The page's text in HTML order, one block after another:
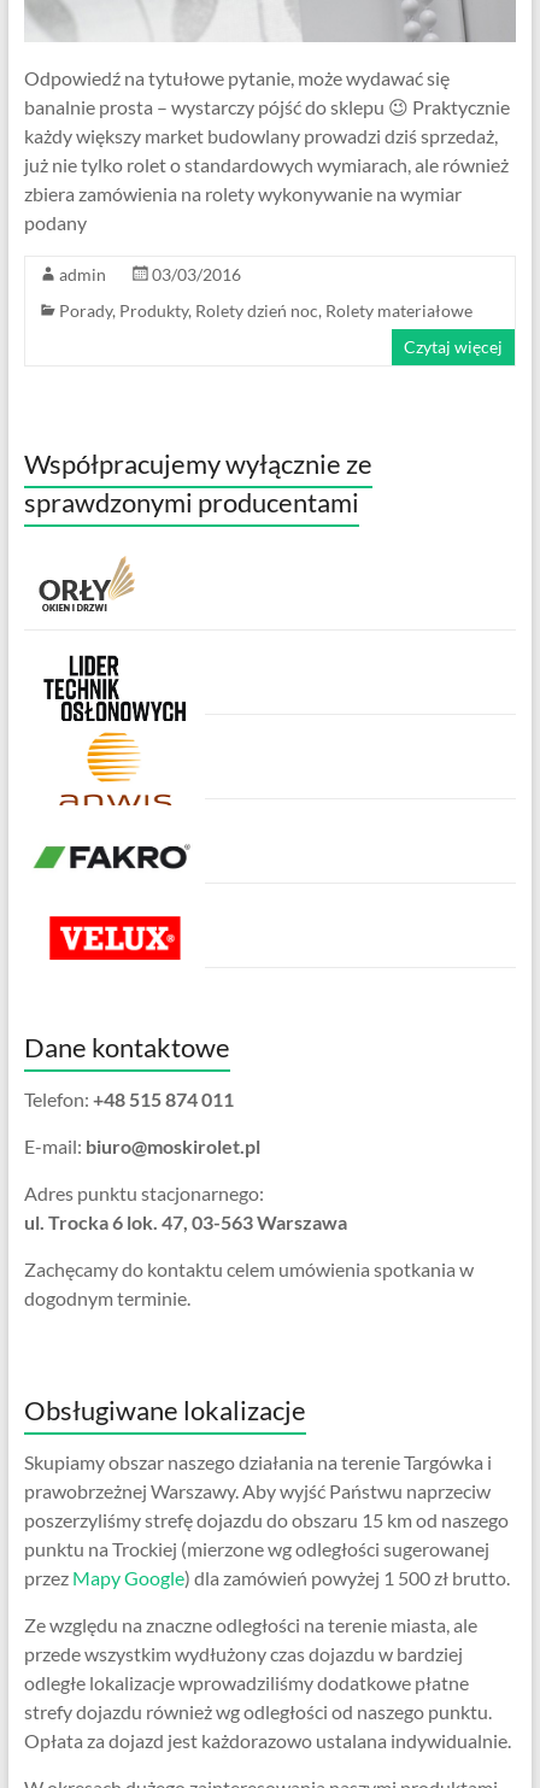
Odpowiedź na tytułowe pytanie, może wydawać się
banalnie prosta – wystarczy pójść do sklepu 😉 Praktycznie
każdy większy market budowlany prowadzi dziś sprzedaż,
już nie tylko rolet o standardowych wymiarach, ale również
zbiera zamówienia na rolety wykonywanie na wymiar
podany
admin
03/03/2016
Porady, Produkty, Rolety dzień noc, Rolety materiałowe
Czytaj więcej
Współpracujemy wyłącznie ze
sprawdzonymi producentami
Dane kontaktowe
Telefon: +48 515 874 011
E-mail: biuro@moskirolet.pl
Adres punktu stacjonarnego:
ul. Trocka 6 lok. 47, 03-563 Warszawa
Zachęcamy do kontaktu celem umówienia spotkania w
dogodnym terminie.
Obsługiwane lokalizacje
Skupiamy obszar naszego działania na terenie Targówka i
prawobrzeżnej Warszawy. Aby wyjść Państwu naprzeciw
poszerzyliśmy strefę dojazdu do obszaru 15 km od naszego
punktu na Trockiej (mierzone wg odległości sugerowanej
przez Mapy Google) dla zamówień powyżej 1 500 zł brutto.
Ze względu na znaczne odległości na terenie miasta, ale
przede wszystkim wydłużony czas dojazdu w bardziej
odległe lokalizacje wprowadziliśmy dodatkowe płatne
strefy dojazdu również wg odległości od naszego punktu.
Opłata za dojazd jest każdorazowo ustalana indywidualnie.